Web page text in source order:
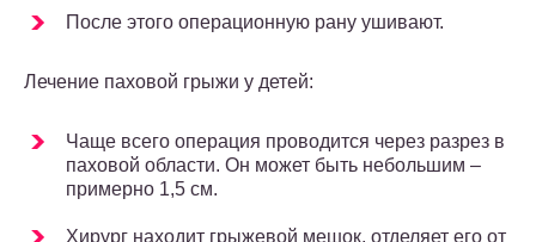
После этого операционную рану ушивают.
Лечение паховой грыжи у детей:
Чаще всего операция проводится через разрез в
паховой области. Он может быть небольшим –
примерно 1,5 см.
Хирург находит грыжевой мешок, отделяет его от